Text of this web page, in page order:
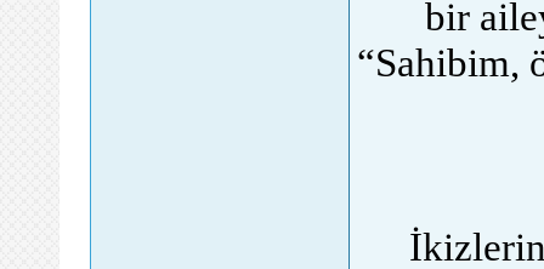
bir
“Sahibim,
İkizlerin